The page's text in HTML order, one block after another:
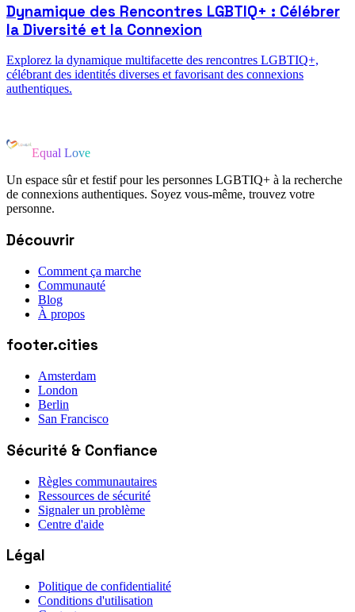
Dynamique des Rencontres LGBTIQ+ : Célébrer
la Diversité et la Connexion
Explorez la dynamique multifacette des rencontres LGBTIQ+,
célébrant des identités diverses et favorisant des connexions
authentiques.
Equal Love
Un espace sûr et festif pour les personnes LGBTIQ+ à la recherche
de connexions authentiques. Soyez vous-même, trouvez votre
personne.
Découvrir
Comment ça marche
Communauté
Blog
À propos
footer.cities
Amsterdam
London
Berlin
San Francisco
Sécurité & Confiance
Règles communautaires
Ressources de sécurité
Signaler un problème
Centre d'aide
Légal
Politique de confidentialité
Conditions d'utilisation